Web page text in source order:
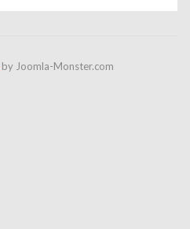
by Joomla-Monster.com